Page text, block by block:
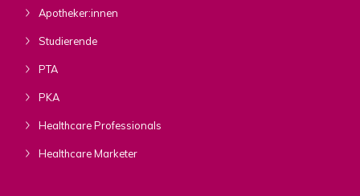
Apotheker:innen
Studierende
PTA
PKA
Healthcare Professionals
Healthcare Marketer